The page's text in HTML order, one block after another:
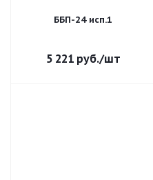
ББП-24 исп.1
5 221руб./шт